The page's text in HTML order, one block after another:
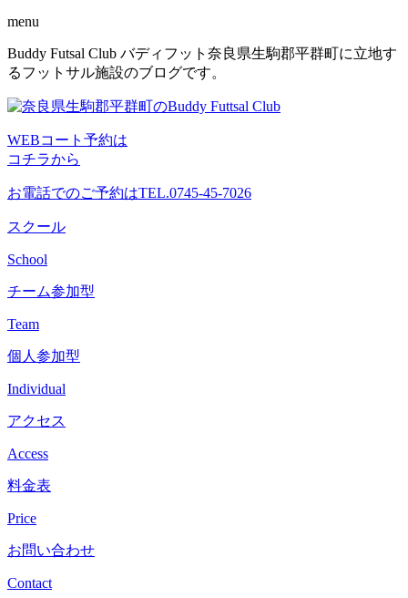
menu
コ
ン
ン
へ
ス
キ
ッ
プ
Buddy Futsal Club バディフット奈良県生駒郡平群町に立地す
るフットサル施設のブログです。
WEBコート予約は
コチラから
お電話でのご予約はTEL.0745-45-7026
スクール
School
チーム参加型
Team
個人参加型
Individual
アクセス
Access
料金表
Price
お問い合わせ
Contact